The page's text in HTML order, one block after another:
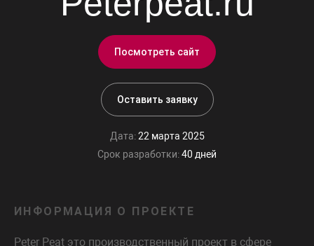
Посмотреть сайт
Оставить заявку
Дата:22 марта 2025
Срок разработки:40 дней
ИНФОРМАЦИЯ О ПРОЕКТЕ
Peter Peat это производственный проект в сфере